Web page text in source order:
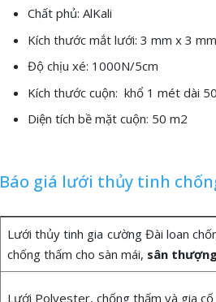
Chất phủ: AlKali
Kích thước mắt lưới: 3 mm x 3 mm
Độ chịu xé: 1000N/5cm
Kích thước cuộn: khổ 1 mét dài
Diện tích bề mặt cuộn: 50 m2
Báo giá lưới thủy tinh
Lưới thủy tinh gia cường Đài loan
chống thấm cho sàn mái, sân
Lưới Polyester, chống thấm và gia